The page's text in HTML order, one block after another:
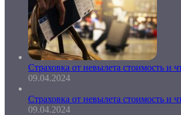
Страховка от невылета стоимость и
09.04.2024
Страховка от невылета стоимость и
09.04.2024